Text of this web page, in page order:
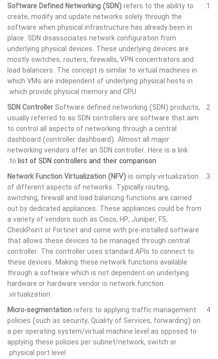
Software Defined Networking (SDN)refers to the ability to
create, modify and update networks solely through the
software when physical infrastructure has already been in
place. SDN disassociates network configuration from
underlying physical devices. These underlying devices are
mostly switches, routers, firewalls, VPN concentrators and
load balancers. The concept is similar to virtual machines in
which VMs are independent of underlying physical hosts in
which provide physical memory and CPU.
SDN Controller Software defined networking (SDN) products,
usually referred to as SDN controllers are software that aim
to control all aspects of networking through a central
dashboard (controller dashboard). Almost all major
networking vendors offer an SDN controller. Here is a link
to list of SDN controllers and their comparison.
Network Function Virtualization (NFV)is simply virtualization
of different aspects of networks. Typically routing,
switching, firewall and load balancing functions are carried
out by dedicated appliances. These appliances could be from
a variety of vendors such as Cisco, HP, Juniper, F5,
CheckPoint or Fortinet and come with pre-installed software
that allows these devices to be managed through central
controller. The controller uses standard APIs to connect to
these devices. Making these network functions available
through a software which is not dependent on underlying
hardware or hardware vendor is network function
virtualization.
Micro-segmentationrefers to applying traffic management
policies (such as security, Quality of Services, forwarding) on
a per operating system/virtual machine level as opposed to
applying these policies per subnet/network, switch or
physical port level.